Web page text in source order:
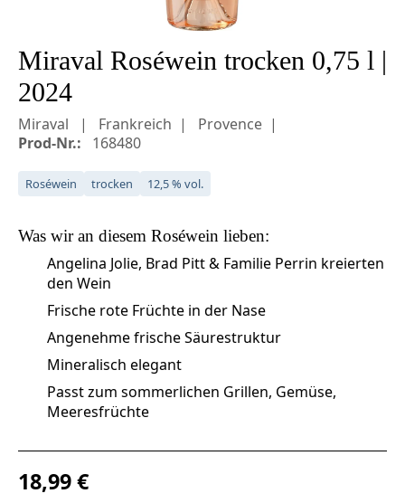
Miraval Roséwein trocken 0,75 l |
2024
Miraval Frankreich
Provence
Prod-Nr.:
168480
Roséwein trocken 12,5 % vol.
Was wir an diesem Roséwein lieben:
Angelina Jolie, Brad Pitt & Familie Perrin kreierten
den Wein
Frische rote Früchte in der Nase
Angenehme frische Säurestruktur
Mineralisch elegant
Passt zum sommerlichen Grillen, Gemüse,
Meeresfrüchte
Regulärer Preis:
18,99 €